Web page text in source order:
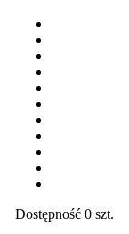
Dostępność 0 szt.